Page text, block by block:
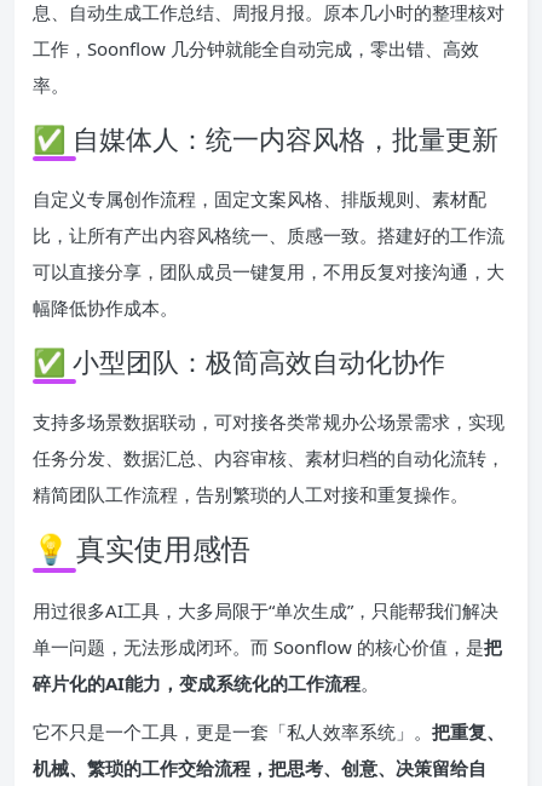
息、自动生成工作总结、周报月报。原本几小时的整理核对
工作，Soonflow 几分钟就能全自动完成，零出错、高效
率。
✅ 自媒体人：统一内容风格，批量更新
自定义专属创作流程，固定文案风格、排版规则、素材配
比，让所有产出内容风格统一、质感一致。搭建好的工作流
可以直接分享，团队成员一键复用，不用反复对接沟通，大
幅降低协作成本。
✅ 小型团队：极简高效自动化协作
支持多场景数据联动，可对接各类常规办公场景需求，实现
任务分发、数据汇总、内容审核、素材归档的自动化流转，
精简团队工作流程，告别繁琐的人工对接和重复操作。
💡 真实使用感悟
用过很多AI工具，大多局限于“单次生成”，只能帮我们解决
单一问题，无法形成闭环。而 Soonflow 的核心价值，是把
碎片化的AI能力，变成系统化的工作流程。
它不只是一个工具，更是一套「私人效率系统」。 把重复、
机械、繁琐的工作交给流程，把思考、创意、决策留给自